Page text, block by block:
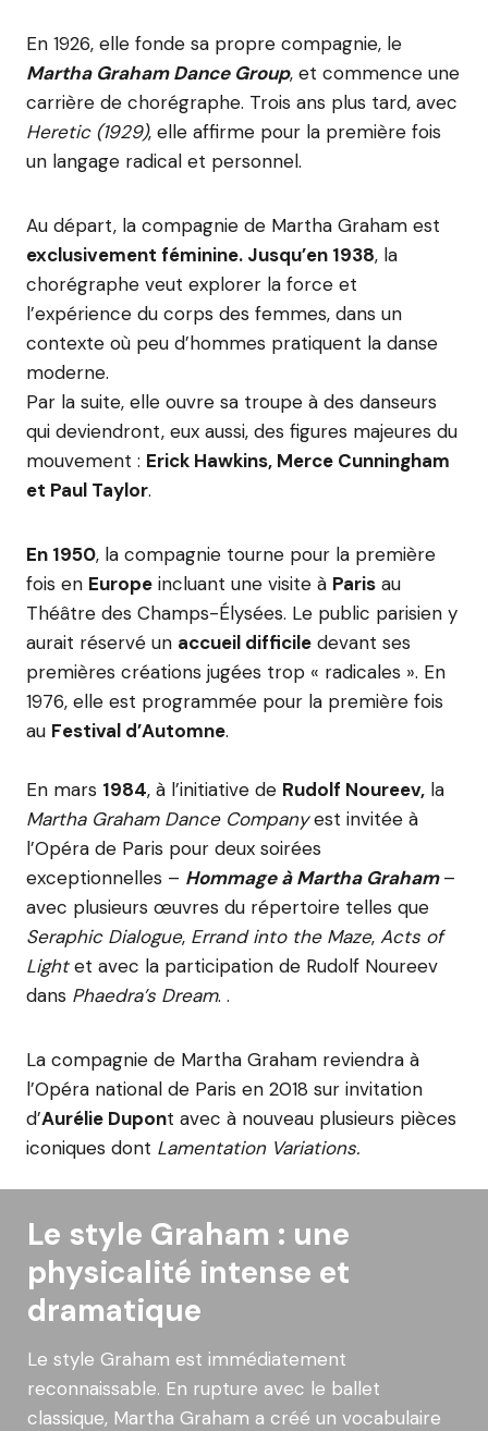
En 1926, elle fonde sa propre compagnie, le
Martha Graham Dance Group, et commence une
carrière de chorégraphe. Trois ans plus tard, avec
Heretic (1929), elle affirme pour la première fois
un langage radical et personnel.
Au départ, la compagnie de Martha Graham est
exclusivement féminine. Jusqu’en 1938, la
chorégraphe veut explorer la force et
l’expérience du corps des femmes, dans un
contexte où peu d’hommes pratiquent la danse
moderne.
Par la suite, elle ouvre sa troupe à des danseurs
qui deviendront, eux aussi, des figures majeures du
mouvement : Erick Hawkins, Merce Cunningham
et Paul Taylor.
En 1950, la compagnie tourne pour la première
fois en Europe incluant une visite à Paris au
Théâtre des Champs-Élysées. Le public parisien y
aurait réservé un accueil difficile devant ses
premières créations jugées trop « radicales ». En
1976, elle est programmée pour la première fois
au Festival d’Automne.
En mars 1984, à l’initiative de Rudolf Noureev, la
Martha Graham Dance Companyest invitée à
l’Opéra de Paris pour deux soirées
exceptionnelles – Hommage à Martha Graham–
avec plusieurs œuvres du répertoire telles que
Seraphic Dialogue, Errand into the Maze, Acts of
Lightet avec la participation de Rudolf Noureev
dans Phaedra’s Dream. .
La compagnie de Martha Graham reviendra à
l’Opéra national de Paris en 2018 sur invitation
d’Aurélie Dupont avec à nouveau plusieurs pièces
iconiques dont Lamentation Variations.
Le style Graham : une
physicalité intense et
dramatique
Le style Graham est immédiatement
reconnaissable. En rupture avec le ballet
classique, Martha Graham a créé un vocabulaire